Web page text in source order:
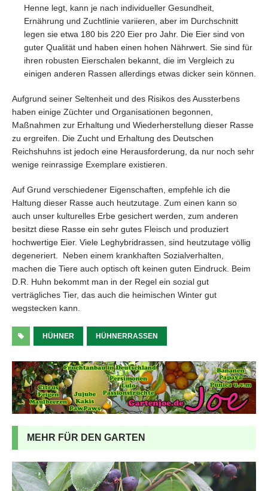
Henne legt, kann je nach individueller Gesundheit,
Ernährung und Zuchtlinie variieren, aber im Durchschnitt
legen sie etwa 180 bis 220 Eier pro Jahr. Die Eier sind von
guter Qualität und haben einen hohen Nährwert. Sie sind für
ihren robusten Eierschalen bekannt, die im Vergleich zu
einigen anderen Rassen allerdings etwas dicker sein können.
Aufgrund seiner Seltenheit und des Risikos des Aussterbens
haben einige Züchter und Organisationen begonnen,
Maßnahmen zur Erhaltung und Wiederherstellung dieser Rasse
zu ergreifen. Die Zucht und Erhaltung des Deutschen
Reichshuhns ist jedoch eine Herausforderung, da nur noch sehr
wenige reinrassige Exemplare existieren.
Auf Grund verschiedener Eigenschaften, empfehle ich die
Haltung dieser Rasse auch heutzutage. Zum einen kann so
auch unser kulturelles Erbe gesichert werden, zum anderen
besitzt diese Rasse ein sehr gutes Fleisch und produziert
hochwertige Eier. Viele Leghybridrassen, sind heutzutage völlig
degeneriert. Neben einem krankhaften Sozialverhalten,
machen die Tiere auch optisch oft keinen guten Eindruck. Beim
D.R. Huhn bekommt man in der Regel ein sozial gut
verträgliches Tier, das auch die heimischen Winter gut
wegstecken kann.
HÜHNER HÜHNERRASSEN
MEHR FÜR DEN GARTEN